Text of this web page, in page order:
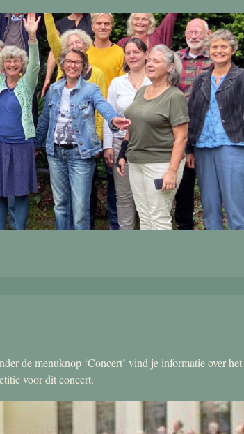
de menuknop ‘Concert’ vind je informatie over
voor dit concert.